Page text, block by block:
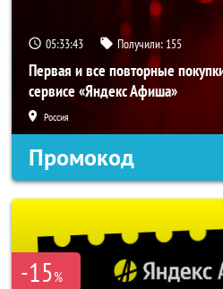
05:33:41 Получили: 155
Первая и все повторные
сервисе «Яндекс Афиша»
Россия
Промокод
-15%